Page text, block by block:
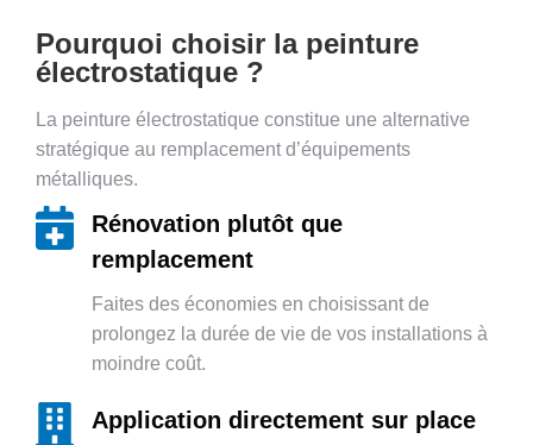
Pourquoi choisir la peinture
électrostatique ?
La peinture électrostatique constitue une alternative
stratégique au remplacement d’équipements
métalliques.
Rénovation plutôt que
remplacement
Faites des économies en choisissant de
prolongez la durée de vie de vos installations à
moindre coût.
Application directement sur place